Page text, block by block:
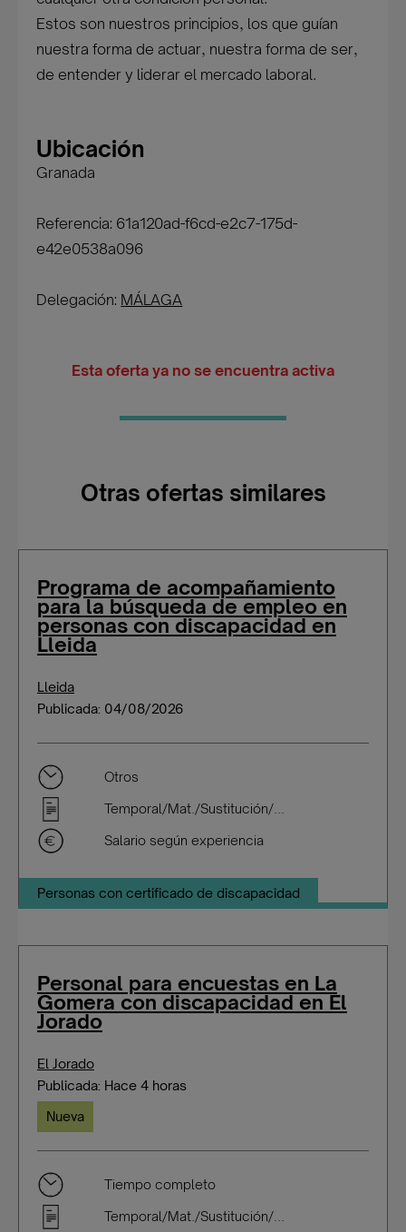
Estos son nuestros principios, los que guían
nuestra forma de actuar, nuestra forma de ser,
de entender y liderar el mercado laboral.
Ubicación
Granada
Referencia: 61a120ad-f6cd-e2c7-175d-
e42e0538a096
Delegación: MÁLAGA
Esta oferta ya no se encuentra activa
Otras ofertas similares
Programa de acompañamiento
para la búsqueda de empleo en
personas con discapacidad en
Lleida
Lleida
Publicada: 04/08/2026
Otros
Temporal/Mat./Sustitución/...
Salario según experiencia
Personas con certificado de discapacidad
Personal para encuestas en La
Gomera con discapacidad en El
Jorado
El Jorado
Publicada: Hace 4 horas
Nueva
Tiempo completo
Temporal/Mat./Sustitución/...